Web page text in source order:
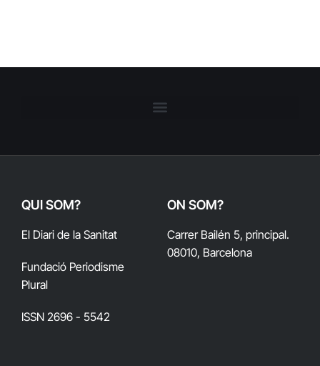
QUI SOM?
El Diari de la Sanitat
Fundació Periodisme
Plural
ISSN 2696 - 5542
ON SOM?
Carrer Bailén 5, principal.
08010, Barcelona